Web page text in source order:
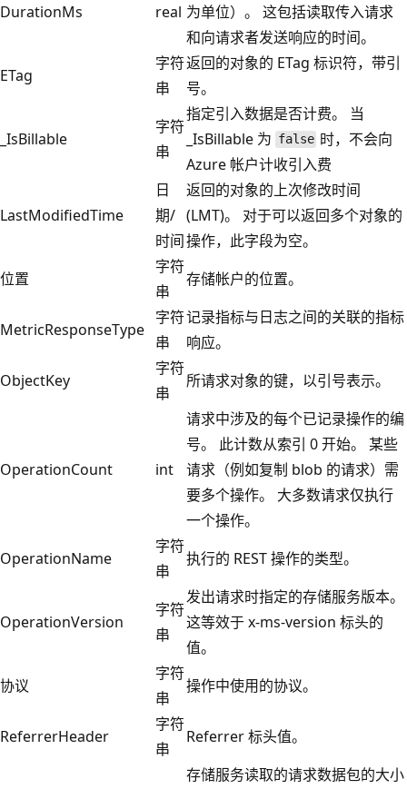
DurationMs real 为单位）。 这包括读取传入请求
和向请求者发送响应的时间。
ETag
字符
串
返回的对象的 ETag 标识符，带引
号。
_IsBillable
字符
串
指定引入数据是否计费。 当
_IsBillable 为 false 时，不会向
Azure 帐户计收引入费
LastModifiedTime
日
期/
时间
返回的对象的上次修改时间
(LMT)。 对于可以返回多个对象的
操作，此字段为空。
位置
字符
串
存储帐户的位置。
MetricResponseType
字符
串
记录指标与日志之间的关联的指标
响应。
ObjectKey
字符
串
所请求对象的键，以引号表示。
OperationCount int
请求中涉及的每个已记录操作的编
号。 此计数从索引 0 开始。 某些
请求（例如复制 blob 的请求）需
要多个操作。 大多数请求仅执行
一个操作。
OperationName
字符
串
执行的 REST 操作的类型。
OperationVersion
字符
串
发出请求时指定的存储服务版本。
这等效于 x-ms-version 标头的
值。
协议
字符
串
操作中使用的协议。
ReferrerHeader
字符
串
Referrer 标头值。
存储服务读取的请求数据包的大小